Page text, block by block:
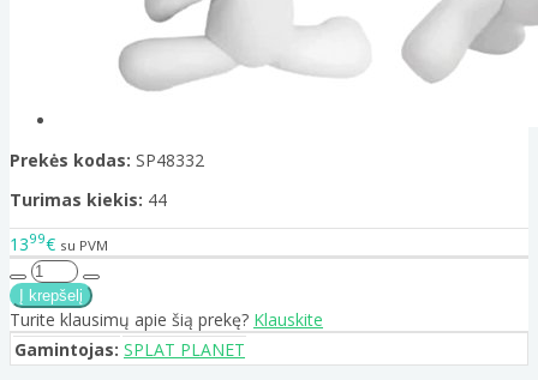
Prekės kodas: SP48332
Turimas kiekis: 44
1399€ su PVM
Turite klausimų apie šią prekę? Klauskite
Gamintojas: SPLAT PLANET